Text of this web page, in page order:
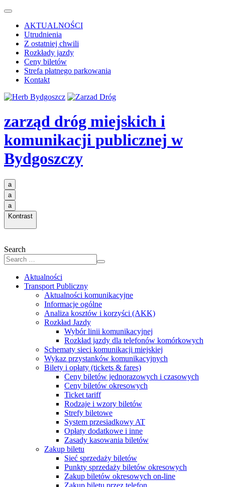
AKTUALNOŚCI
Utrudnienia
Z ostatniej chwili
Rozkłady jazdy
Ceny biletów
Strefa płatnego parkowania
Kontakt
zarząd dróg miejskich i
komunikacji publicznej w
Bydgoszczy
a
a
a
Kontrast
Search
Aktualności
Transport Publiczny
Aktualności komunikacyjne
Informacje ogólne
Analiza kosztów i korzyści (AKK)
Rozkład Jazdy
Wybór linii komunikacyjnej
Rozkład jazdy dla telefonów komórkowych
Schematy sieci komunikacji miejskiej
Wykaz przystanków komunikacyjnych
Bilety i opłaty (tickets & fares)
Ceny biletów jednorazowych i czasowych
Ceny biletów okresowych
Ticket tariff
Rodzaje i wzory biletów
Strefy biletowe
System przesiadkowy AT
Opłaty dodatkowe i inne
Zasady kasowania biletów
Zakup biletu
Sieć sprzedaży biletów
Punkty sprzedaży biletów okresowych
Zakup biletów okresowych on-line
Zakup biletu przez telefon